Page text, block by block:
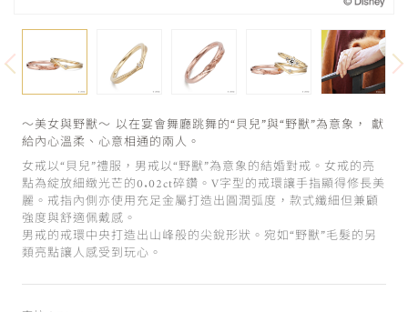
～美女與野獸～ 以在宴會舞廳跳舞的“貝兒”與“野獸”為意象， 獻
給內心溫柔、心意相通的兩人。
女戒以“貝兒”禮服，男戒以“野獸”為意象的結婚對戒。女戒的亮
點為綻放細緻光芒的0.02ct碎鑽。V字型的戒環讓手指顯得修長美
麗。戒指內側亦使用充足金屬打造出圓潤弧度，款式纖細但兼顧
強度與舒適佩戴感。
男戒的戒環中央打造出山峰般的尖銳形狀。宛如“野獸”毛髮的另
類亮點讓人感受到玩心。